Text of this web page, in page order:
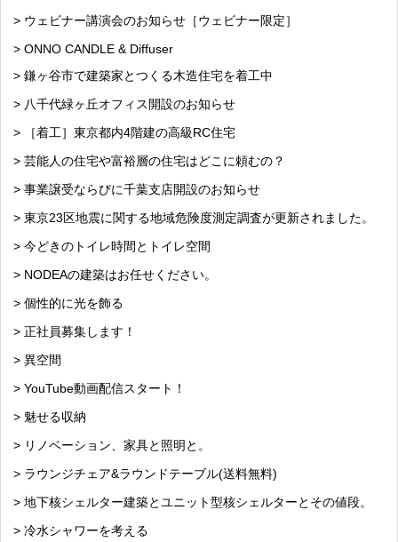
> ウェビナー講演会のお知らせ［ウェビナー限定］
> ONNO CANDLE & Diffuser
> 鎌ヶ谷市で建築家とつくる木造住宅を着工中
> 八千代緑ヶ丘オフィス開設のお知らせ
> ［着工］東京都内4階建の高級RC住宅
> 芸能人の住宅や富裕層の住宅はどこに頼むの？
> 事業譲受ならびに千葉支店開設のお知らせ
> 東京23区地震に関する地域危険度測定調査が更新されました。
> 今どきのトイレ時間とトイレ空間
> NODEAの建築はお任せください。
> 個性的に光を飾る
> 正社員募集します！
> 異空間
> YouTube動画配信スタート！
> 魅せる収納
> リノベーション、家具と照明と。
> ラウンジチェア&ラウンドテーブル(送料無料)
> 地下核シェルター建築とユニット型核シェルターとその値段。
> 冷水シャワーを考える